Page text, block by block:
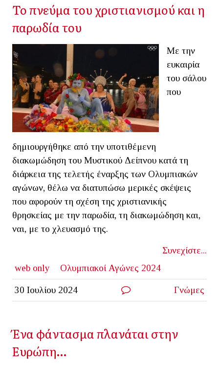
Το πνεύμα του χριστιανισμού και η
παρωδία του
Με την
ευκαιρία
του σάλου
που
δημιουργήθηκε από την υποτιθέμενη
διακωμώδηση του Mυστικού Δείπνου κατά τη
διάρκεια της τελετής έναρξης των Ολυμπιακών
αγώνων, θέλω να διατυπώσω μερικές σκέψεις
που αφορούν τη σχέση της χριστιανικής
θρησκείας με την παρωδία, τη διακωμώδηση και,
ναι, με το χλευασμό της.
Συνεχίστε...
web only
Ολυμπιακοί Αγώνες 2024
30 Ιουλίου 2024 Γνώμες
Ένα φάντασμα πλανάται στην
Ευρώπη…